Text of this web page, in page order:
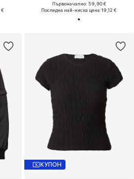
€
Първоначално: 59,90 €
Последна най-ниска цена:19,12 €
КУПОН